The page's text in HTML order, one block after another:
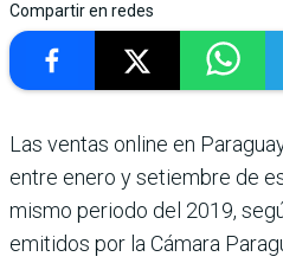
Compartir en redes
Las ventas online en
entre enero y setiembre de
mismo periodo del 2019,
emitidos por la Cámara